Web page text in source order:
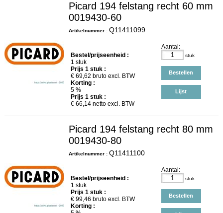
Picard 194 felstang recht 60 mm
0019430-60
Artikelnummer : Q11411099
Bestel/prijseenheid :
1 stuk
Prijs 1stuk :
€ 69,62 bruto excl. BTW
Korting :
5 %
Prijs 1stuk :
€ 66,14netto excl. BTW
Aantal:
stuk
Bestellen
Lijst
Picard 194 felstang recht 80 mm
0019430-80
Artikelnummer : Q11411100
Bestel/prijseenheid :
1 stuk
Prijs 1stuk :
€ 99,46 bruto excl. BTW
Korting :
Aantal:
stuk
Bestellen